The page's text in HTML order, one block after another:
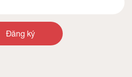
Đăng ký